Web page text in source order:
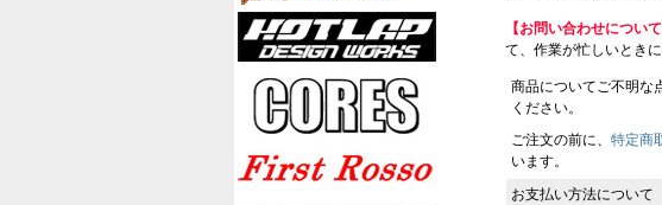
【お問い合わせについて
て、作業が忙しいとき
商品についてご不明な
ください。
ご注文の前に、 特定商
います。
お支払い方法について